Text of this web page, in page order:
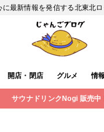
に最新情報を発信する北東北
開店・閉店 グルメ 情
サウナドリンクNogi 販売中